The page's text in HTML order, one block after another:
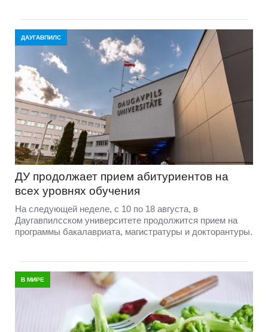
ДАУГАВПИЛС
ДУ продолжает прием абитуриентов на
всех уровнях обучения
На следующей неделе, с 10 по 18 августа, в
Даугавпилсском университете продолжится прием на
программы бакалавриата, магистратуры и докторантуры.
В МИРЕ